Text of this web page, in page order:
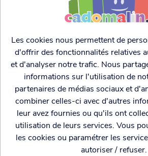
Désodorisant voiture
bisous
Les cookies nous permettent de
d'offrir des fonctionnalités relatives
et d'analyser notre trafic. Nous
informations sur l'utilisation de
partenaires de médias sociaux et
combiner celles-ci avec d'autres
leur avez fournies ou qu'ils ont
utilisation de leurs services. Vous
les cookies ou paramétrer les
autoriser / refuser.